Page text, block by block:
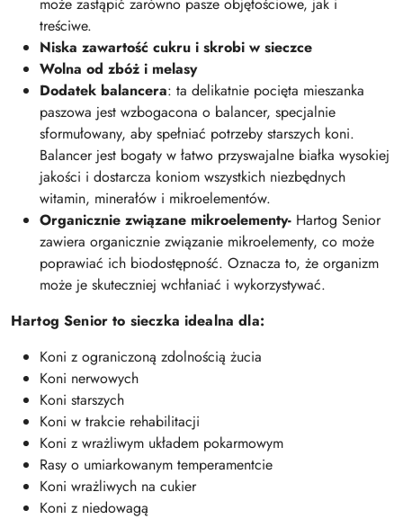
treściwe.
Niska zawartość cukru i skrobi w sieczce
Wolna od zbóż i melasy
Dodatek balancera: ta delikatnie pocięta mieszanka
paszowa jest wzbogacona o balancer, specjalnie
sformułowany, aby spełniać potrzeby starszych koni.
Balancer jest bogaty w łatwo przyswajalne białka wysokiej
jakości i dostarcza koniom wszystkich niezbędnych
witamin, minerałów i mikroelementów.
Organicznie związane mikroelementy- Hartog Senior
zawiera organicznie związanie mikroelementy, co może
poprawiać ich biodostępność. Oznacza to, że organizm
może je skuteczniej wchłaniać i wykorzystywać.
Hartog Senior to sieczka idealna dla:
Koni z ograniczoną zdolnością żucia
Koni nerwowych
Koni starszych
Koni w trakcie rehabilitacji
Koni z wrażliwym układem pokarmowym
Rasy o umiarkowanym temperamentcie
Koni wrażliwych na cukier
Koni z niedowagą